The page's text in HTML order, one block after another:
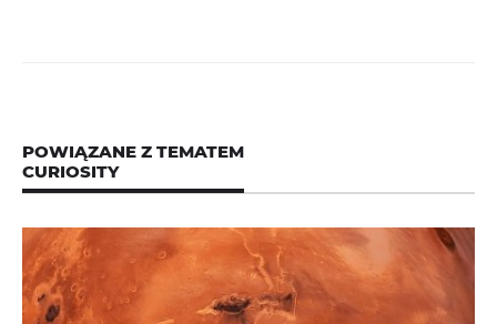
POWIĄZANE Z TEMATEM
CURIOSITY